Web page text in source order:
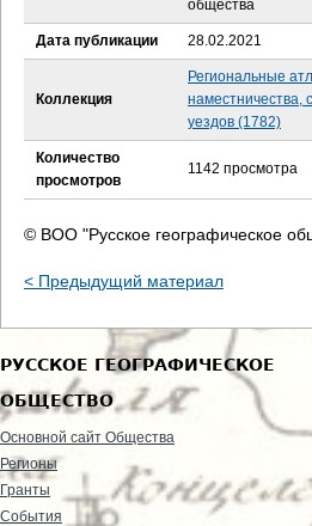
с
общества
Дата публикации 28.02.2021
Коллекция
Региональные
наместничества,
уездов (1782)
Количество
просмотров
1142 просмотра
© ВОО "Русское географическое
< Предыдущий материал
РУССКОЕ ГЕОГРАФИЧЕСКОЕ
ОБЩЕСТВО
Основной сайт Общества
Регионы
Гранты
События